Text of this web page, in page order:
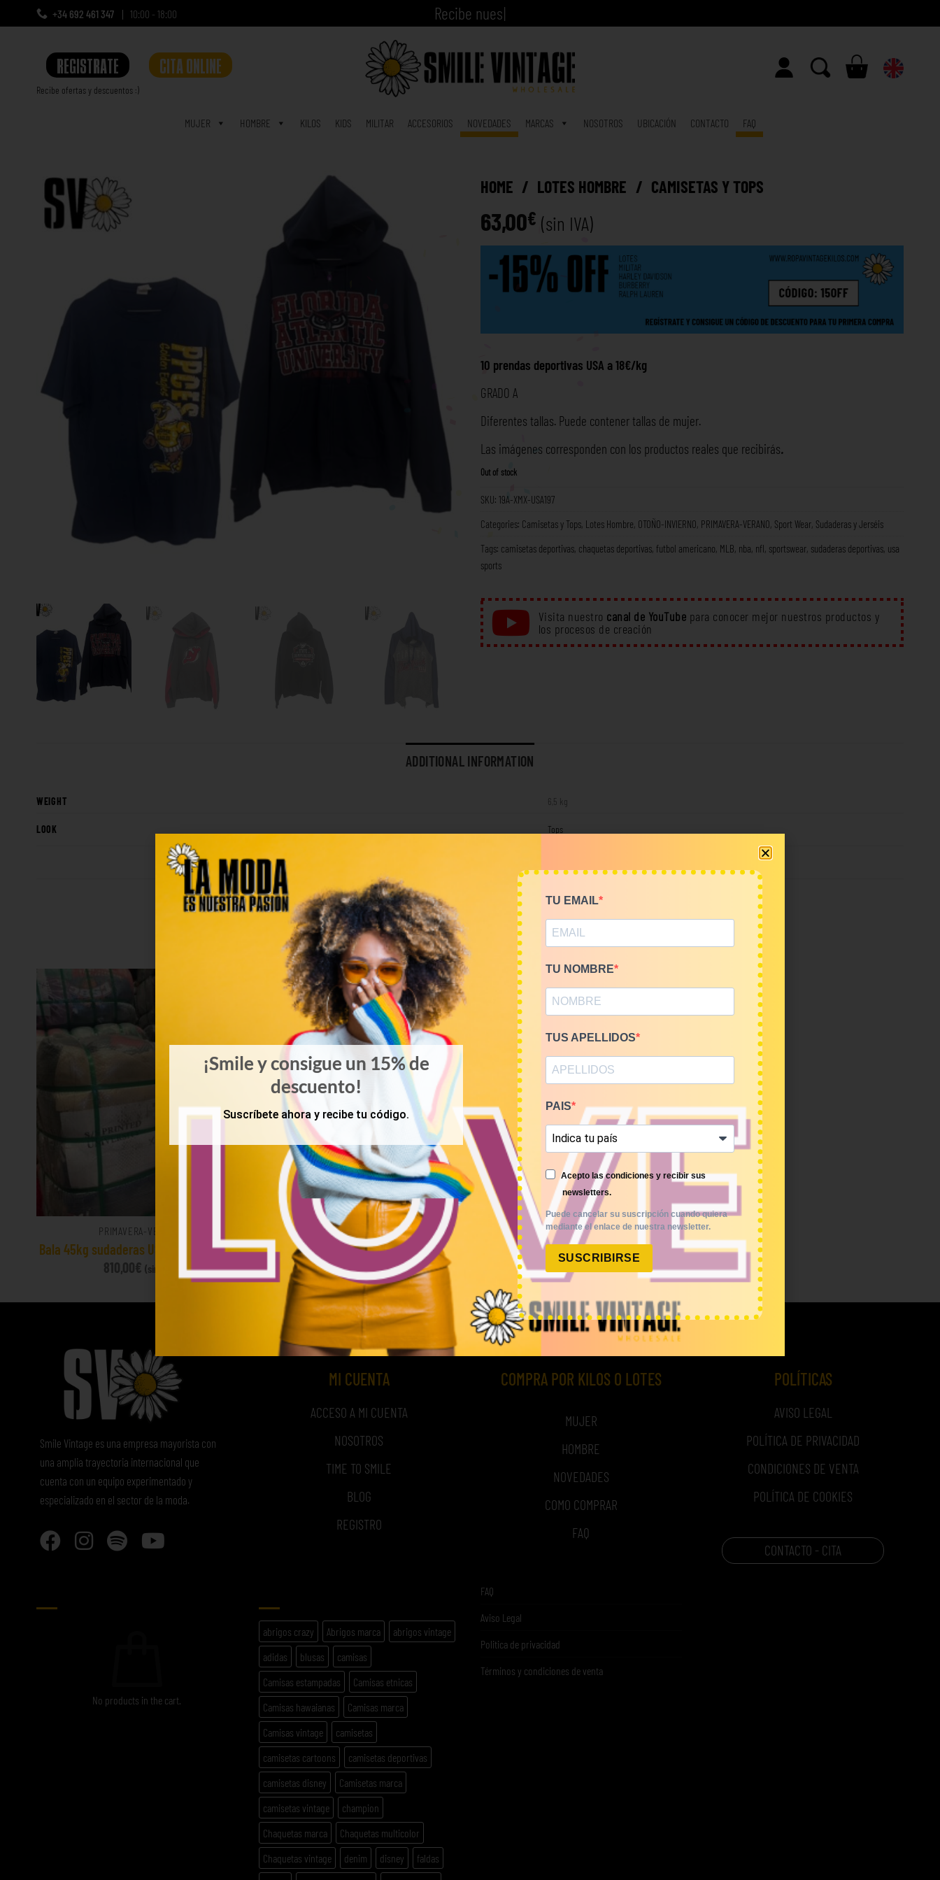
+34 692 461 347 10:00 - 18:00 |
REGISTRATE
Recibe ofertas y descuentos :)
CITA ONLINE
MUJER HOMBRE KILOS KIDS MILITAR ACCESORIOS NOVEDADES MARCAS NOSOTROS UBICACIÓN CONTACTO FAQ
HOME / LOTES HOMBRE / CAMISETAS Y TOPS
63,00€ (sin IVA)
10 prendas deportivas USA a 18€/kg
GRADO A
Diferentes tallas. Puede contener tallas de mujer.
Las imágenes corresponden con los productos reales que recibirás.
Out of stock
SKU: 19A-XMX-USA197
Categories: Camisetas y Tops, Lotes Hombre, OTOÑO-INVIERNO, PRIMAVERA-VERANO, Sport Wear, Sudaderas y Jerséis
Tags: camisetas deportivas, chaquetas deportivas, futbol americano, MLB, nba, nfl, sportswear, sudaderas deportivas, usa
sports
Visita nuestro canal de YouTube para conocer mejor nuestros productos y
los procesos de creación
ADDITIONAL INFORMATION
WEIGHT 6,5 kg
LOOK Tops
RELATED PRODUCTS
PRIMAVERA-VERANO
Bala 45kg sudaderas USA Sports 18€/kg
810,00€ (sin IVA)
PRIMAVERA-VERANO
Bala 45kg camisetas USA Sports 16€/kg
720,00€ (sin IVA)
Smile Vintage es una empresa mayorista con
una amplia trayectoria internacional que
cuenta con un equipo experimentado y
especializado en el sector de la moda.
MI CUENTA
ACCESO A MI CUENTA
NOSOTROS
TIME TO SMILE
BLOG
REGISTRO
COMPRA POR KILOS O LOTES
MUJER
HOMBRE
NOVEDADES
COMO COMPRAR
FAQ
POLÍTICAS
AVISO LEGAL
POLÍTICA DE PRIVACIDAD
CONDICIONES DE VENTA
POLÍTICA DE COOKIES
CONTACTO - CITA
No products in the cart.
abrigos crazy Abrigos marca
abrigos vintage
adidas
blusas
camisas
Camisas estampadas
Camisas etnicas
Camisas hawaianas
Camisas marca
Camisas vintage
camisetas
camisetas cartoons
camisetas deportivas
camisetas disney
Camisetas marca
camisetas vintage
champion
Chaquetas marca
Chaquetas multicolor
Chaquetas vintage
denim disney
faldas
FAQ
Aviso Legal
Politica de privacidad
Términos y condiciones de venta
¡Smile y consigue un 15% de
descuento!
Suscríbete ahora y recibe tu código.
TU EMAIL
TU NOMBRE
TUS APELLIDOS
PAIS
Acepto las condiciones y recibir sus
newsletters.
Puede cancelar su suscripción cuando quiera
mediante el enlace de nuestra newsletter.
SUSCRIBIRSE